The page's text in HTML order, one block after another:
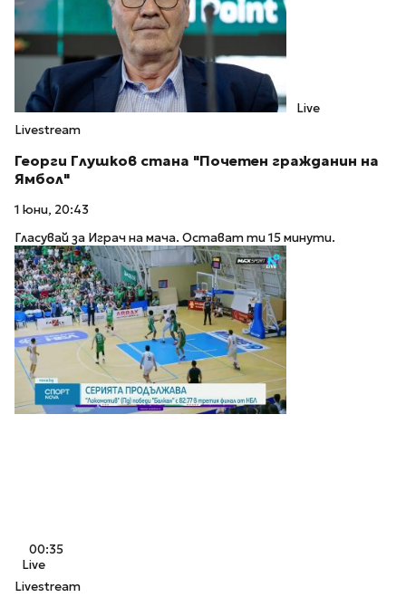
Live
Livestream
Георги Глушков стана "Почетен гражданин на
Ямбол"
1 юни, 20:43
Гласувай за Играч на мача. Остават ти 15 минути.
00:35
Live
Livestream